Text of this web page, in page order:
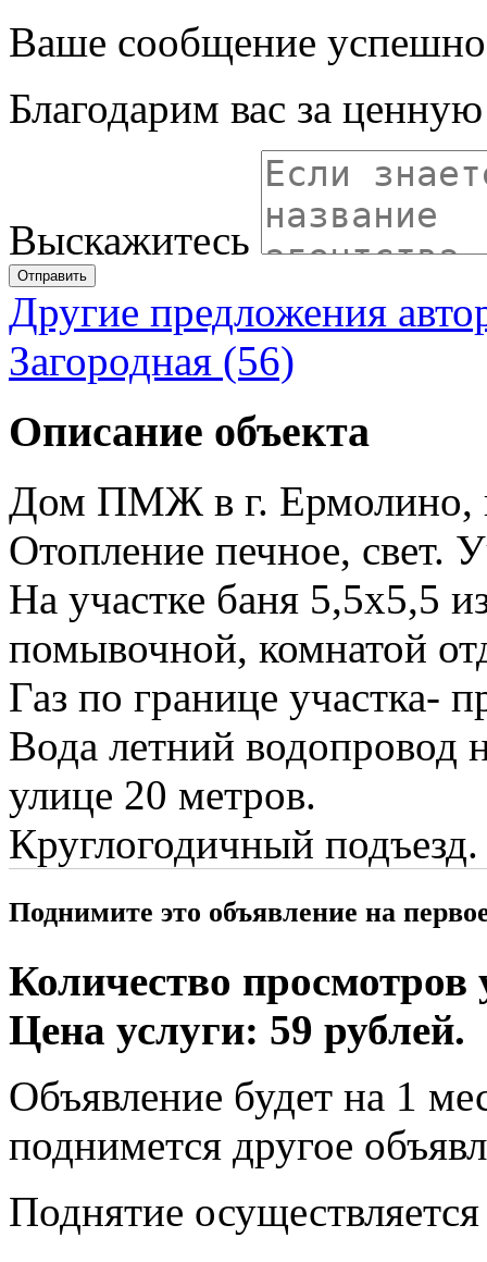
Ваше сообщение успешно
Благодарим вас за
Выскажитесь
Отправить
Другие предложения
Загородная (56)
Описание объекта
Дом ПМЖ в г. Ермолино,
Отопление печное, свет.
На участке баня 5,5х5,5
помывочной, комнатой
Газ по границе участка-
Вода летний водопровод
улице 20 метров.
Круглогодичный
Поднимите это объявление на
Количество просмотров
Цена услуги: 59 рублей.
Объявление будет на 1
поднимется другое
Поднятие